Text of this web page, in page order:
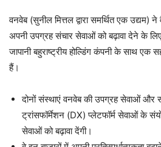
वनवेब (सुनील मित्तल द्वारा समर्थित एक उद्यम)
अपनी उपग्रह संचार सेवाओं को बढ़ावा देने के
जापानी बहुराष्ट्रीय होल्डिंग कंपनी के साथ एक
हैं।
दोनों संस्थाएं वनवेब की उपग्रह सेवाओं और
ट्रांसफॉर्मेशन (DX) प्लेटफॉर्म सेवाओं के
सेवाओं को बढ़ावा देंगी।